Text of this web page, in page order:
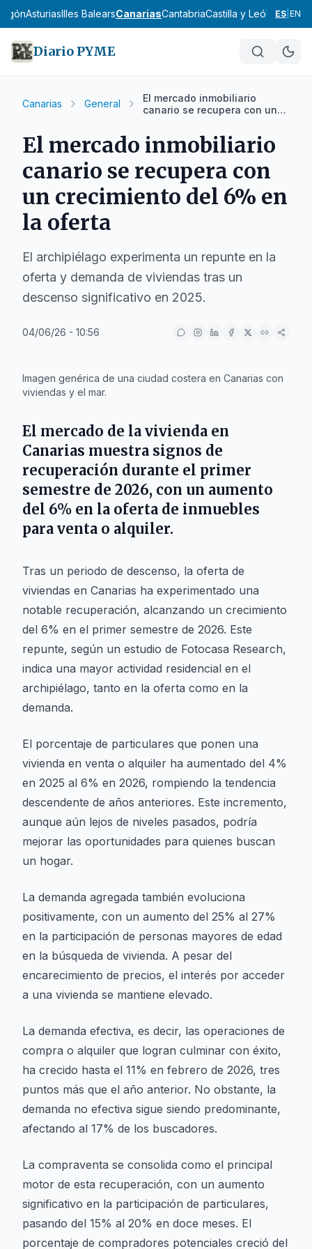
AsturiasIlles BalearsCanariasCantabriaCastilla y León ES EN
Diario PYME
Canarias General
El mercado inmobiliario
canario se recupera con un
oferta
El mercado inmobiliario
canario se recupera con
un crecimiento del 6% en
la oferta
El archipiélago experimenta un repunte en la
oferta y demanda de viviendas tras un
descenso significativo en 2025.
04/06/26 - 10:56
Imagen genérica de una ciudad costera en Canarias con
viviendas y el mar.
El mercado de la vivienda en
Canarias muestra signos de
recuperación durante el primer
semestre de 2026, con un aumento
del 6% en la oferta de inmuebles
para venta o alquiler.
Tras un periodo de descenso, la oferta de
viviendas en Canarias ha experimentado una
notable recuperación, alcanzando un crecimiento
del 6% en el primer semestre de 2026. Este
repunte, según un estudio de Fotocasa Research,
indica una mayor actividad residencial en el
archipiélago, tanto en la oferta como en la
demanda.
El porcentaje de particulares que ponen una
vivienda en venta o alquiler ha aumentado del 4%
en 2025 al 6% en 2026, rompiendo la tendencia
descendente de años anteriores. Este incremento,
aunque aún lejos de niveles pasados, podría
mejorar las oportunidades para quienes buscan
un hogar.
La demanda agregada también evoluciona
positivamente, con un aumento del 25% al 27%
en la participación de personas mayores de edad
en la búsqueda de vivienda. A pesar del
encarecimiento de precios, el interés por acceder
a una vivienda se mantiene elevado.
La demanda efectiva, es decir, las operaciones de
compra o alquiler que logran culminar con éxito,
ha crecido hasta el 11% en febrero de 2026, tres
puntos más que el año anterior. No obstante, la
demanda no efectiva sigue siendo predominante,
afectando al 17% de los buscadores.
La compraventa se consolida como el principal
motor de esta recuperación, con un aumento
significativo en la participación de particulares,
pasando del 15% al 20% en doce meses. El
porcentaje de compradores potenciales creció del